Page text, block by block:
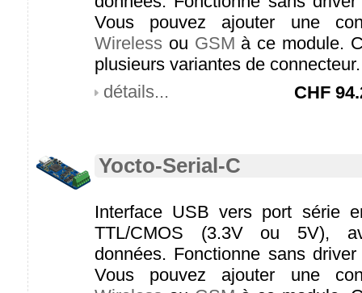
Vous pouvez ajouter une
Wireless ou GSM à ce module.
plusieurs variantes de
détails...
CHF
Yocto-Serial-C
Interface USB vers port série
TTL/CMOS (3.3V ou 5V),
données. Fonctionne sans
Vous pouvez ajouter une